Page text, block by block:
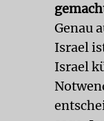
Genau
Israel
Israel